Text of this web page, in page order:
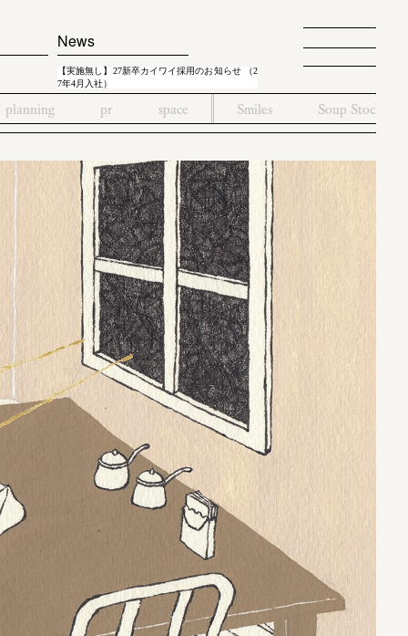
News
【実施無し】27新卒カイワイ採用のお知らせ （2
7年4月入社）
planning pr space Smiles Soup Stock